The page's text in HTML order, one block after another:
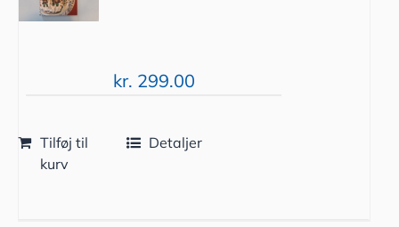
kr. 299.00
Tilføj til
kurv
Detaljer